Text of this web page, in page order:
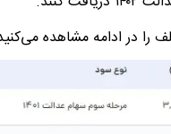
را در ادامه مشاهده